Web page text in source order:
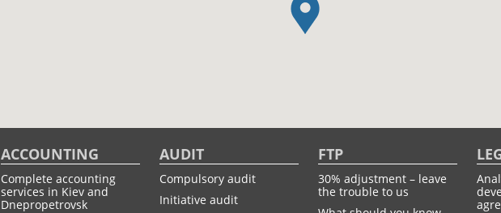
ACCOUNTING
Complete accounting
services in Kiev and
Dnepropetrovsk
AUDIT
Compulsory audit
Initiative audit
FTP
30% adjustment – leave
the trouble to us